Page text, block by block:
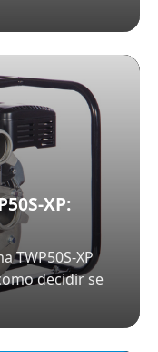
XP:
TWP50S-XP
decidir se